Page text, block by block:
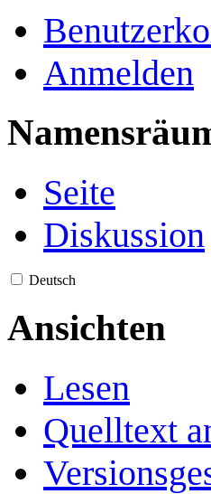
Anmelden
Seite
Diskussion
Deutsch
Ansichten
Lesen
Quelltext